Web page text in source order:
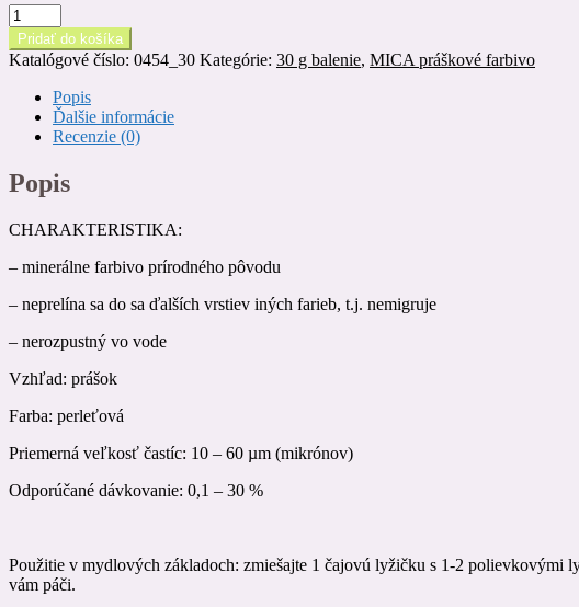
množstvo
MICA
práškové
farbivo
PIZZAZ,
Pridať do košíka
Katalógové číslo: 0454_30 Kategórie: 30 g balenie, MICA práškové farbivo
Popis
Ďalšie informácie
Recenzie (0)
Popis
CHARAKTERISTIKA:
– minerálne farbivo prírodného pôvodu
– neprelína sa do sa ďalších vrstiev iných farieb, t.j. nemigruje
– nerozpustný vo vode
Vzhľad: prášok
Farba: perleťová
Priemerná veľkosť častíc: 10 – 60 µm (mikrónov)
Odporúčané dávkovanie: 0,1 – 30 %
Použitie v mydlových základoch: zmiešajte 1 čajovú lyžičku s 1-2 polievkovými
vám páči.